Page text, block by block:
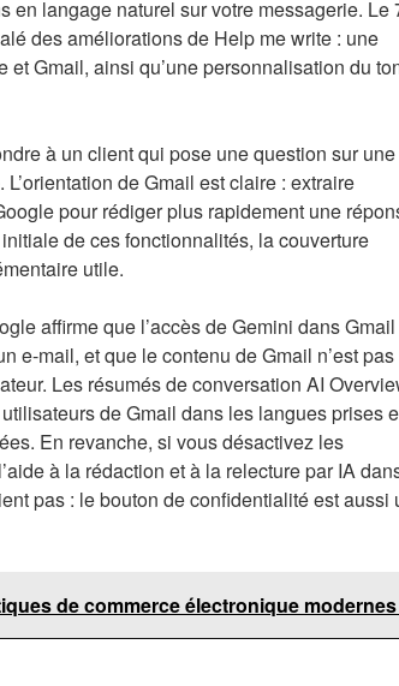
en langage naturel sur votre messagerie. Le
des améliorations de Help me write : une
Gmail, ainsi qu’une personnalisation du
à un client qui pose une question sur une
de Gmail est claire : extraire
pour rédiger plus rapidement une
de ces fonctionnalités, la couverture
utile.
affirme que l’accès de Gemini dans
e-mail, et que le contenu de Gmail n’est pas
Les résumés de conversation AI
de Gmail dans les langues prises
En revanche, si vous désactivez les
à la rédaction et à la relecture par IA
pas : le bouton de confidentialité est aussi
de commerce électronique